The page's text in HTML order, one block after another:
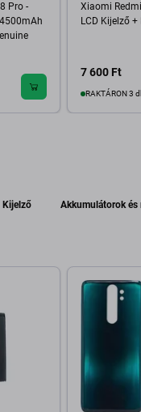
Pro -
Xiaomi
LCD Kijelző
7 600 Ft
RAKTÁRON 3
Kijelző Akkumulátorok és